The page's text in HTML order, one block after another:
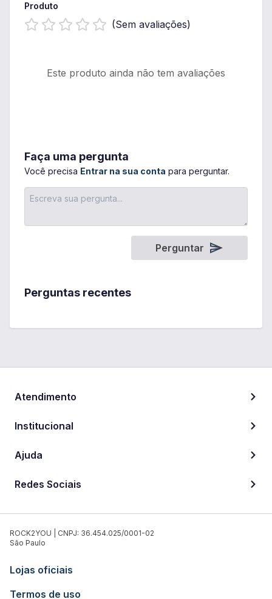
Produto
(Sem avaliações)
Este produto ainda não tem avaliações
Faça uma pergunta
Você precisa Entrar na sua conta para perguntar.
Perguntar
Perguntas recentes
Atendimento
Institucional
Ajuda
Redes Sociais
ROCK2YOU | CNPJ: 36.454.025/0001-02
São Paulo
Lojas oficiais
Termos de uso